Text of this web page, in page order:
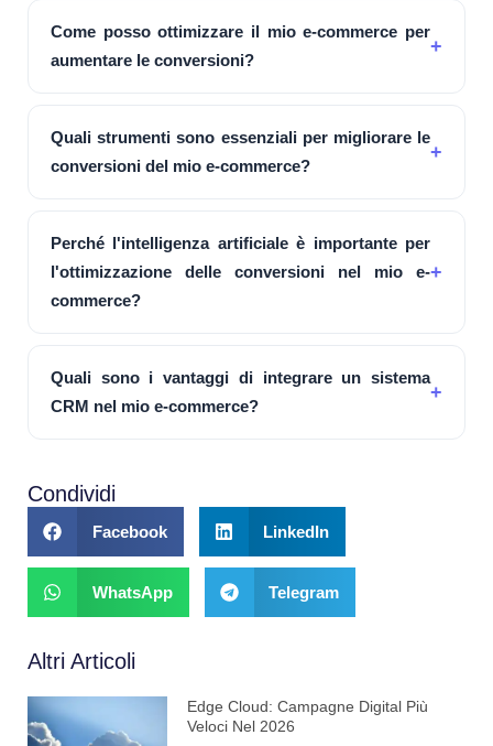
Come posso ottimizzare il mio e-commerce per
aumentare le conversioni?
Quali strumenti sono essenziali per migliorare le
conversioni del mio e-commerce?
Perché l'intelligenza artificiale è importante per
l'ottimizzazione delle conversioni nel mio e-
commerce?
Quali sono i vantaggi di integrare un sistema
CRM nel mio e-commerce?
Condividi
Facebook LinkedIn
WhatsApp Telegram
Altri Articoli
Edge Cloud: Campagne Digital Più
Veloci Nel 2026